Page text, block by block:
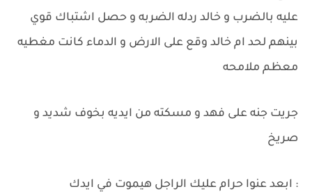
عليه بالضرب و خالد ردله الضربه و حصل اشتباك قوي
بينهم لحد ام خالد وقع على الارض و الدماء كانت مغطيه
معظم ملامحه
جريت جنه على فهد و مسكته من ايديه بخوف شديد و
صريخ
: ابعد عنوا حرام عليك الراجل هيموت في ايدك